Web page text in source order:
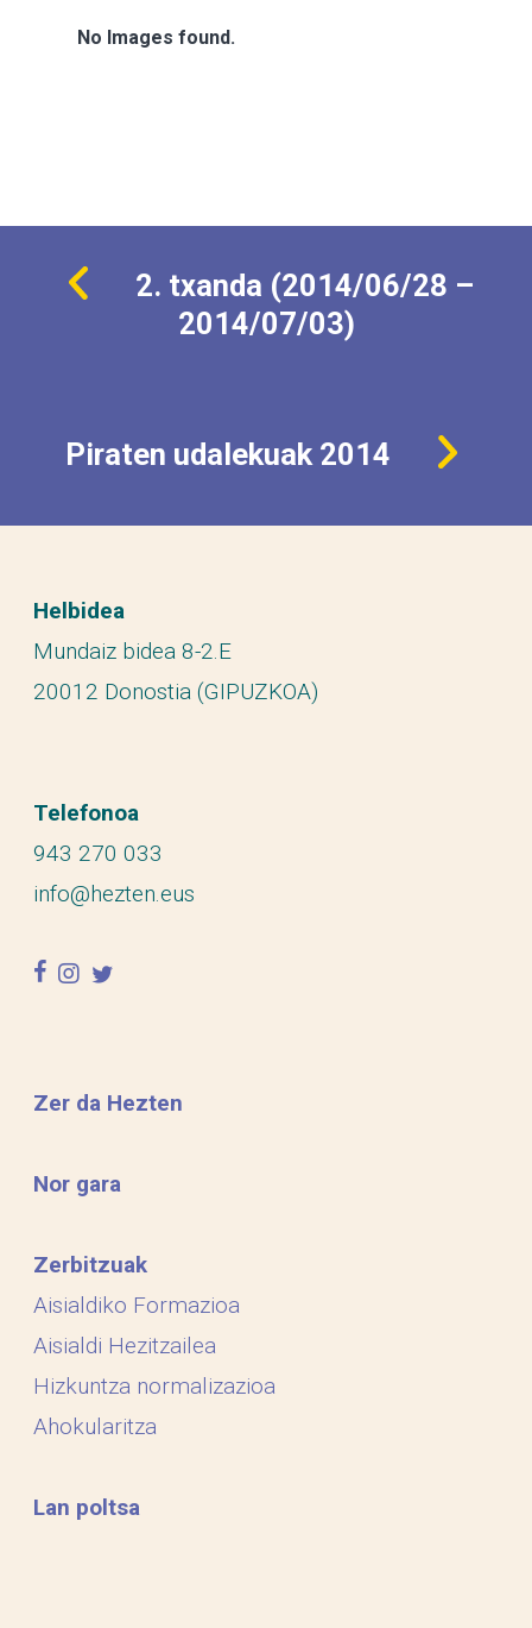
No Images found.
2. txanda (2014/06/28 –
2014/07/03)
Piraten udalekuak 2014
Helbidea
Mundaiz bidea 8-2.E
20012 Donostia (GIPUZKOA)
Telefonoa
943 270 033
info@hezten.eus
facebook
instagram
twitter
Zer da Hezten
Nor gara
Zerbitzuak
Aisialdiko Formazioa
Aisialdi Hezitzailea
Hizkuntza normalizazioa
Ahokularitza
Lan poltsa